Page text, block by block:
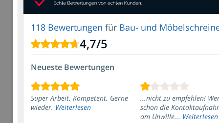
118 Bewertungen für Bau- und
4,7/5
Neueste Bewertungen
Super Arbeit. Kompetent. Gerne
wieder. Weiterlesen
...nicht zu empfehlen!
schon die
am Unwille... Weiterlesen